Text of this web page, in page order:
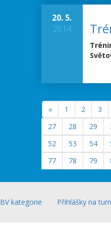
20. 5.
2014
« 1 2 3
27
28 29
52
53 54
77
78 79
BV kategorie Přihlášky na